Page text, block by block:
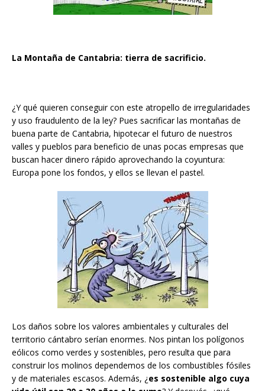
La Montaña de Cantabria: tierra de sacrificio.
¿Y qué quieren conseguir con este atropello de irregularidades
y uso fraudulento de la ley? Pues sacrificar las montañas de
buena parte de Cantabria, hipotecar el futuro de nuestros
valles y pueblos para beneficio de unas pocas empresas que
buscan hacer dinero rápido aprovechando la coyuntura:
Europa pone los fondos, y ellos se llevan el pastel.
Los daños sobre los valores ambientales y culturales del
territorio cántabro serían enormes. Nos pintan los polígonos
eólicos como verdes y sostenibles, pero resulta que para
construir los molinos dependemos de los combustibles fósiles
y de materiales escasos. Además, ¿es sostenible algo cuya